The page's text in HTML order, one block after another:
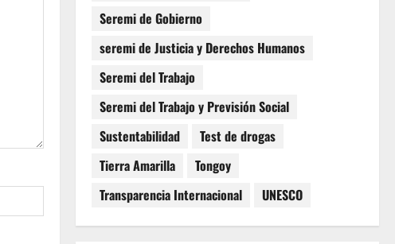
Seremi de Gobierno
seremi de Justicia y Derechos Humanos
Seremi del Trabajo
Seremi del Trabajo y Previsión Social
Sustentabilidad
Test de drogas
Tierra Amarilla
Tongoy
Transparencia Internacional
UNESCO